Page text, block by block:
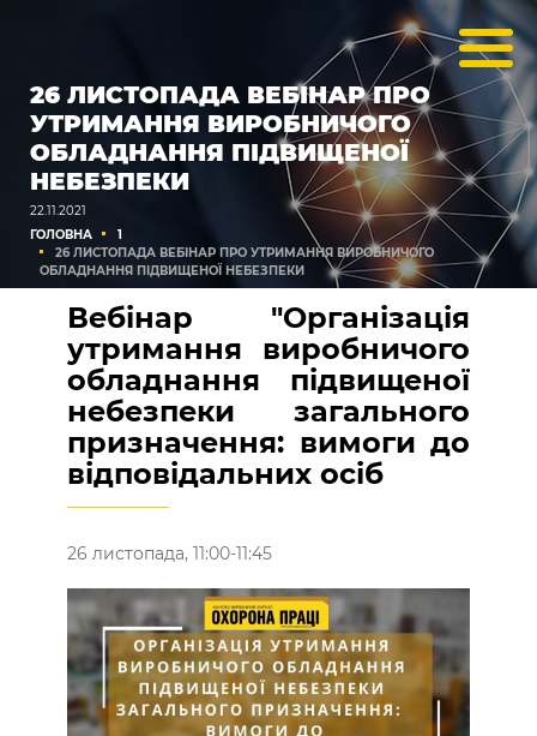
26 ЛИСТОПАДА ВЕБІНАР ПРО
УТРИМАННЯ ВИРОБНИЧОГО
ОБЛАДНАННЯ ПІДВИЩЕНОЇ
НЕБЕЗПЕКИ
22.11.2021
ГОЛОВНА
1
26 ЛИСТОПАДА ВЕБІНАР ПРО УТРИМАННЯ ВИРОБНИЧОГО
ОБЛАДНАННЯ ПІДВИЩЕНОЇ НЕБЕЗПЕКИ
Вебінар "Організація
утримання виробничого
обладнання підвищеної
небезпеки загального
призначення: вимоги до
відповідальних осіб
26 листопада, 11:00-11:45